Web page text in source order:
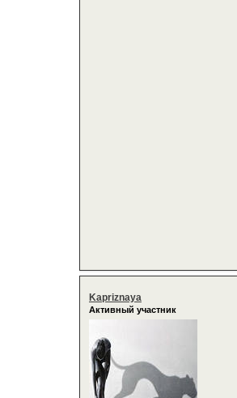
Kapriznaya
Активный участник